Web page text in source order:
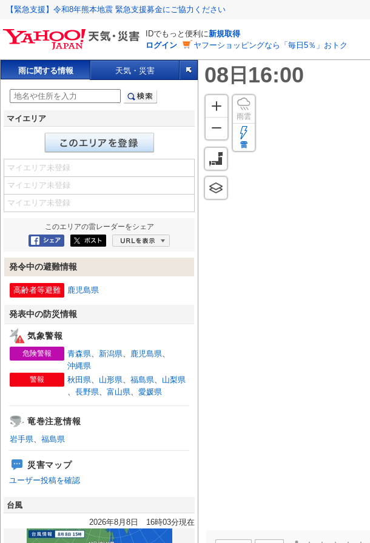
【緊急支援】令和8年熊本地震 緊急支援募金にご協力ください
IDでもっと便利に新規取得
ログイン
ヤフーショッピングなら「毎日5％」おトク
雨に関する情報 天気・災害
マイエリア
マイエリア未登録
マイエリア未登録
マイエリア未登録
このエリアの雷レーダーをシェア
Facebookにシェア
ポスト
発令中の避難情報
高齢者等避難 鹿児島県
発表中の防災情報
気象警報
危険警報 青森県、 新潟県、 鹿児島県、
沖縄県
警報 秋田県、 山形県、 福島県、 山梨県
、 長野県、 富山県、 愛媛県
竜巻注意情報
岩手県、 福島県
災害マップ
ユーザー投稿を確認
台風
2026年8月8日 16時03分現在
雨雲
雷
08 日 16:00